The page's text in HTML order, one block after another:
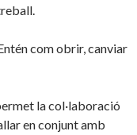
com obrir, canviar
la col·laboració
en conjunt amb